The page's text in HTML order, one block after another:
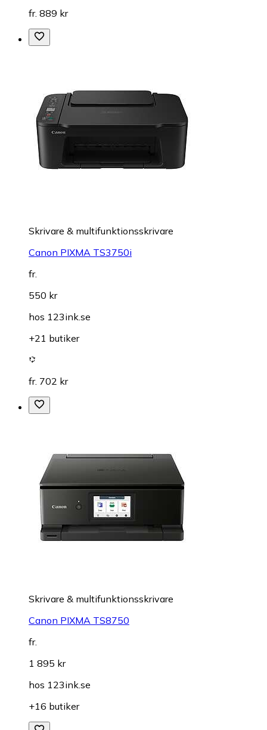
fr. 889 kr
Skrivare & multifunktionsskrivare
Canon PIXMA TS3750i
fr.
550 kr
hos 123ink.se
+21 butiker
fr. 702 kr
Skrivare & multifunktionsskrivare
Canon PIXMA TS8750
fr.
1 895 kr
hos 123ink.se
+16 butiker